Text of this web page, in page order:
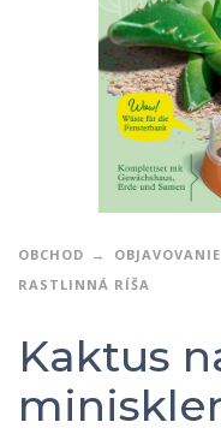
OBCHOD
OBJAVOVANIE
RASTLINNÁ RÍŠA
Kaktus